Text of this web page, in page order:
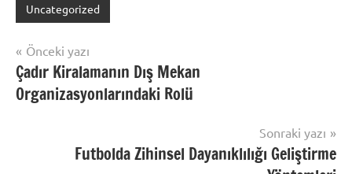
Uncategorized
Yazı
gezinmesi
Önceki yazı
Çadır Kiralamanın Dış Mekan
Organizasyonlarındaki Rolü
Sonraki yazı
Futbolda Zihinsel Dayanıklılığı Geliştirme